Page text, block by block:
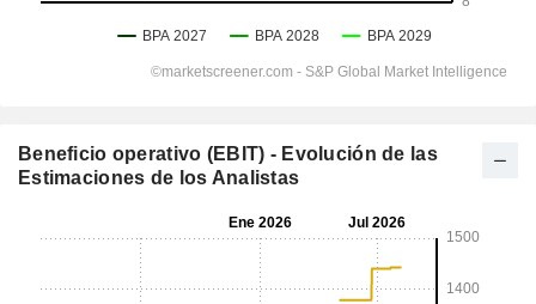
Beneficio operativo (EBIT) - Evolución de las
Estimaciones de los Analistas